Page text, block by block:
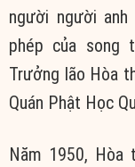
người người
phép của song
Trưởng lão Hòa
Quán Phật Học
Năm 1950,